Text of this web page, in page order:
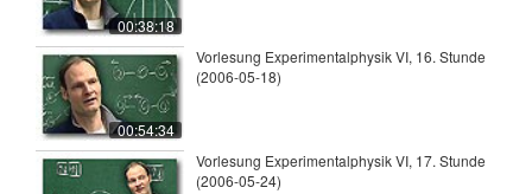
00:38:18
00:54:34
Vorlesung Experimentalphysik VI, 16. Stunde
(2006-05-18)
Vorlesung Experimentalphysik VI, 17. Stunde
(2006-05-24)